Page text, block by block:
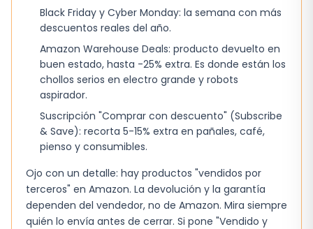
lado, es una excelente opción para aquellos
que buscan un juguete coleccionable que les
permita recrear sus escenas favoritas del
anime.
Figura detallada y auténtica de Yamato de
Naruto Shippuden
Incluye accesorios como un kunai y un
bastón
Ideal para fans del anime y coleccionistas
Fácil de llevar y exhibir
Black Friday y Cyber Monday: la semana con más
descuentos reales del año.
Amazon Warehouse Deals: producto devuelto en
buen estado, hasta -25% extra. Es donde están los
chollos serios en electro grande y robots
aspirador.
Suscripción "Comprar con descuento" (Subscribe
& Save): recorta 5-15% extra en pañales, café,
pienso y consumibles.
Ojo con un detalle: hay productos "vendidos por
terceros" en Amazon. La devolución y la garantía
dependen del vendedor, no de Amazon. Mira siempre
quién lo envía antes de cerrar. Si pone "Vendido y